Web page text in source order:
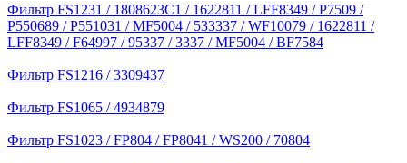
Фильтр FS1231 / 1808623C1 / 1622811 / LFF8349 / P7509 /
P550689 / P551031 / MF5004 / 533337 / WF10079 / 1622811 /
LFF8349 / F64997 / 95337 / 3337 / MF5004 / BF7584
Фильтр FS1216 / 3309437
Фильтр FS1065 / 4934879
Фильтр FS1023 / FP804 / FP8041 / WS200 / 70804